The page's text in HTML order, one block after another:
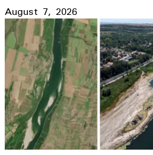
August 7, 2026